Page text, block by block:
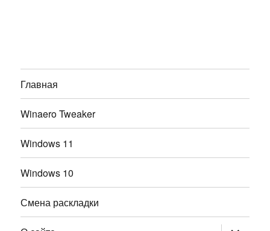
Главная
Winaero Tweaker
Windows 11
Windows 10
Смена раскладки